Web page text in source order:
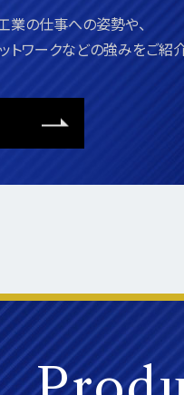
業の仕事への姿勢や、
ワークなどの強みをご紹介